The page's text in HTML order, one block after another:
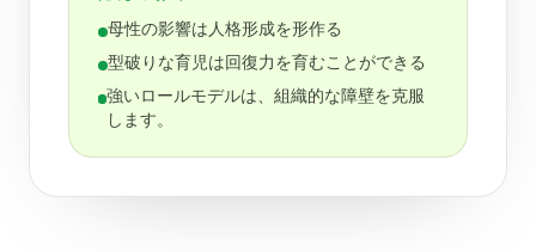
母性の影響は人格形成を形作る
型破りな育児は回復力を育むことができる
強いロールモデルは、組織的な障壁を克服
します。